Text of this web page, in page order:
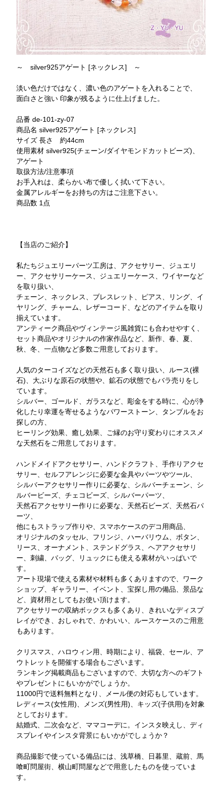
～ silver925アゲート [ネックレス] ～
淡い色だけではなく、濃い色のアゲートを入れることで、
面白さと強い 印象が残るように仕上げました。
品番 de-101-zy-07
商品名 silver925アゲート [ネックレス]
サイズ 長さ 約44cm
使用素材 silver925(チェーン/ダイヤモンドカットビーズ)、
アゲート
取扱方法/注意事項
お手入れは、柔らかい布で優しく拭いて下さい。
金属アレルギーをお持ちの方はご注意下さい。
商品数 1点
【当店のご紹介】
私たちジュエリーパーツ工房は、アクセサリー、ジュエリ
ー、アクセサリーケース、ジュエリーケース、ワイヤーなど
を取り扱い、
チェーン、ネックレス、ブレスレット、ピアス、リング、イ
ヤリング、チャーム、レザーコード、などのアイテムを取り
揃えています。
アンティーク商品やヴィンテージ風雑貨にも合わせやすく、
セット商品やオリジナルの作家作品など、新作、春、夏、
秋、冬、一点物など多数ご用意しております。
人気のターコイズなどの天然石も多く取り扱い、ルース(裸
石)、大ぶりな原石の状態や、鉱石の状態でもバラ売りをし
ています。
シルバー、ゴールド、ガラスなど、彫金をする時に、心が浄
化したり幸運を寄せるようなパワーストーン、タンブルをお
探しの方、
ヒーリング効果、癒し効果、ご縁のお守り変わりにオススメ
な天然石をご用意しております。
ハンドメイドアクセサリー、ハンドクラフト、手作りアクセ
サリー、セルフアレンジに必要な金具やパーツやツール、
シルバーアクセサリー作りに必要な、シルバーチェーン、シ
ルバービーズ、チェコビーズ、シルバーパーツ、
天然石アクセサリー作りに必要な、天然石ビーズ、天然石パ
ーツ、
他にもストラップ作りや、スマホケースのデコ用商品、
オリジナルのタッセル、フリンジ、ハーバリウム、ボタン、
リース、オーナメント、ステンドグラス、ヘアアクセサリ
ー、刺繍、バッグ、リュックにも使える素材がいっぱいで
す。
アート現場で使える素材や材料も多くありますので、ワーク
ショップ、ギャラリー、イベント、宝探し用の備品、景品な
ど、資材用としてもお使い頂けます。
アクセサリーの収納ボックスも多くあり、きれいなディスプ
レイができ、おしゃれで、かわいい、ルースケースのご用意
もあります。
クリスマス、ハロウィン用、時期により、福袋、セール、ア
ウトレットを開催する場合もございます。
ランキング掲載商品もございますので、大切な方へのギフト
やプレゼントにもいかがでしょうか。
11000円で送料無料となり、メール便の対応もしています。
レディース(女性用)、メンズ(男性用)、キッズ(子供用)を対象
としております。
結婚式、二次会など、ママコーデに。インスタ映えし、ディ
スプレイやインスタ背景にもいかがでしょうか？
商品撮影で使っている備品には、浅草橋、日暮里、蔵前、馬
喰町問屋街、横山町問屋などで用意したものを使っていま
す。